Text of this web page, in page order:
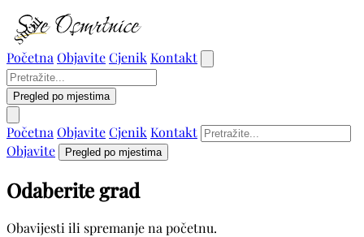
Početna ObjaviteCjenik Kontakt
Pregled po mjestima
Početna ObjaviteCjenik Kontakt
Objavite
Pregled po mjestima
Odaberite grad
Obavijesti ili spremanje na početnu.
Sućut